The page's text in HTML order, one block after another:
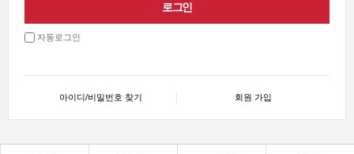
자동로그인
아이디/비밀번호 찾기 회원 가입